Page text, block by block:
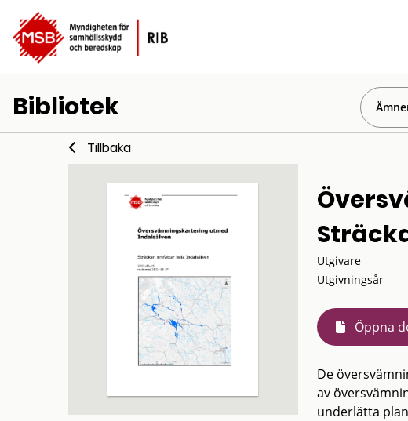
Bibliotek
Tillbaka
Utgivare
Utgivningsår
Öppna
De
av
underlätta